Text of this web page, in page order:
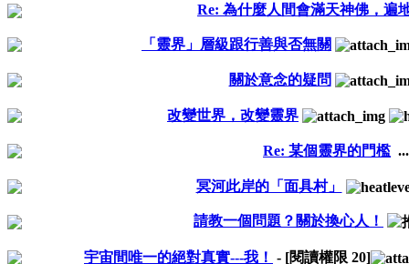
Re: 為什麼人間會滿天神佛，遍
「靈界」層級跟行善與否無關
關於意念的疑問
改變世界，改變靈界
Re: 某個靈界的門檻 ...
冥河此岸的「面具村」
請教一個問題？關於換心人！
宇宙間唯一的絕對真實---我！ - [閱讀權限 20]